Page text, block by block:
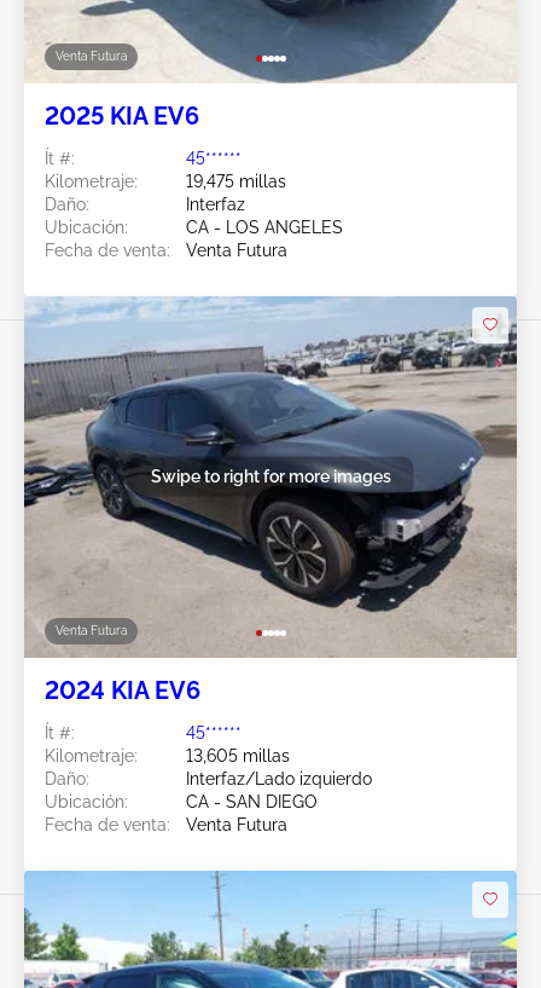
Venta Futura
2025 KIA EV6
Ít #:
45******
Kilometraje:
19,475 millas
Daño:
Interfaz
Ubicación:
CA - LOS ANGELES
Fecha de venta:
Venta Futura
Venta Futura
Swipe to right for more images
2024 KIA EV6
Ít #:
45******
Kilometraje:
13,605 millas
Daño:
Interfaz/Lado izquierdo
Ubicación:
CA - SAN DIEGO
Fecha de venta:
Venta Futura